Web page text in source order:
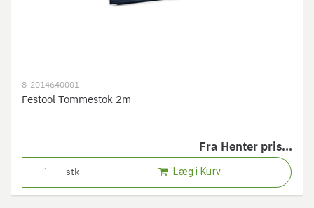
8-2014640001
Festool Tommestok 2m
Fra Henter pris...
stk Læg i Kurv